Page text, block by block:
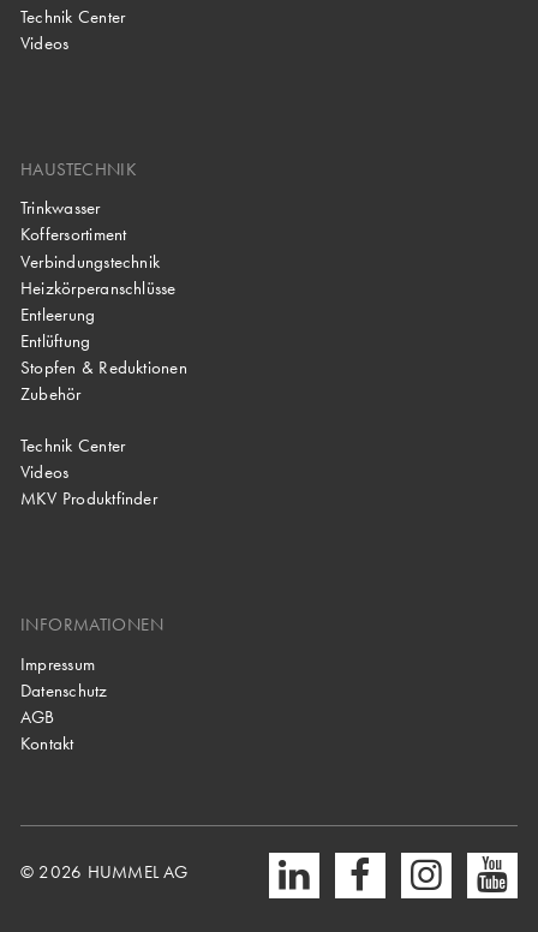
Technik Center
Videos
HAUSTECHNIK
Trinkwasser
Koffersortiment
Verbindungstechnik
Heizkörperanschlüsse
Entleerung
Entlüftung
Stopfen & Reduktionen
Zubehör
Technik Center
Videos
MKV Produktfinder
INFORMATIONEN
Impressum
Datenschutz
AGB
Kontakt
© 2026 HUMMEL AG